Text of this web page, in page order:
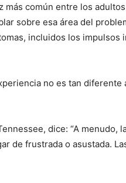
común entre los
sobre esa área del
incluidos los impulsos
no es tan
dice: “A
de frustrada o asustada.